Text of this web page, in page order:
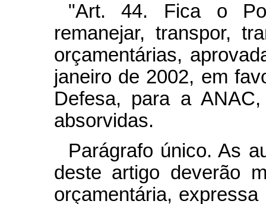
"Art. 44. Fica o
remanejar, transpor,
orçamentárias,
janeiro de 2002, em
Defesa, para a
absorvidas.
Parágrafo único. As
deste artigo deverão
orçamentária,